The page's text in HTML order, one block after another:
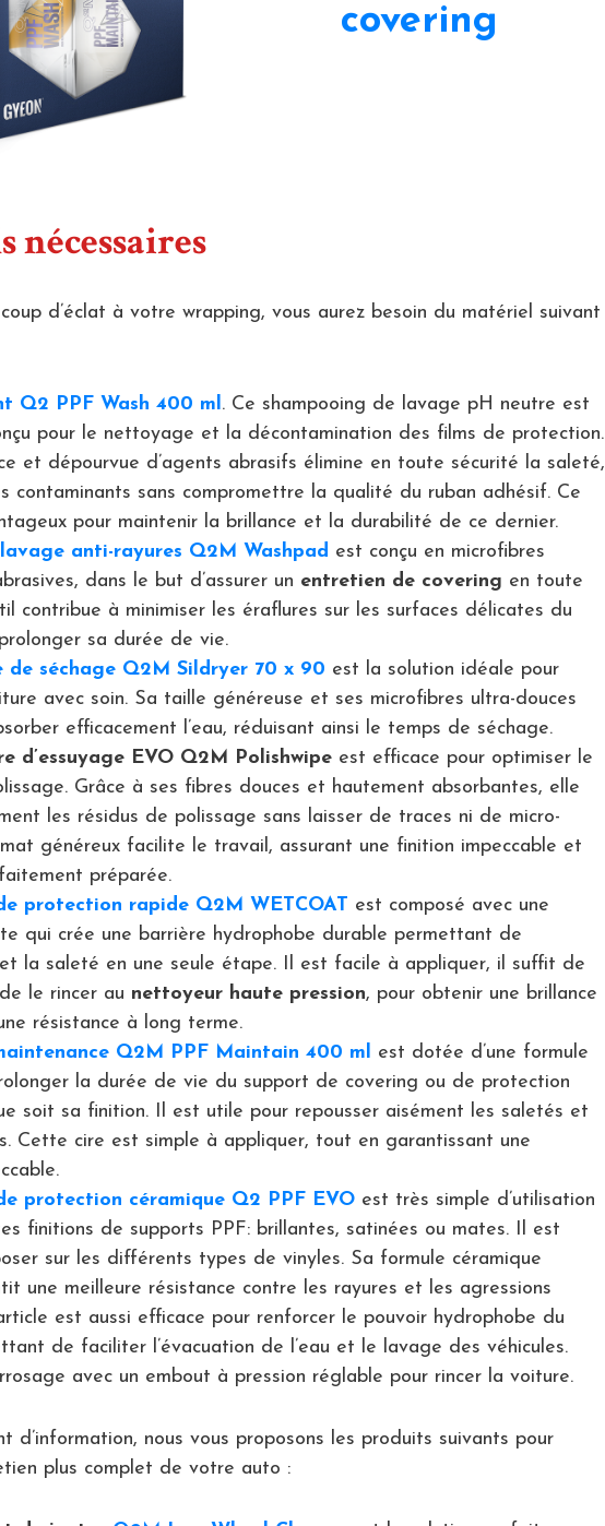
covering
nécessaires
d’éclat à votre wrapping, vous aurez besoin du matériel suivant
Q2 PPF Wash 400 ml . Ce shampooing de lavage pH neutre est
pour le nettoyage et la décontamination des films de protection.
et dépourvue d’agents abrasifs élimine en toute sécurité la saleté,
contaminants sans compromettre la qualité du ruban adhésif. Ce
pour maintenir la brillance et la durabilité de ce dernier.
anti-rayures Q2M Washpad est conçu en microfibres
dans le but d’assurer un entretien de covering en toute
contribue à minimiser les éraflures sur les surfaces délicates du
sa durée de vie.
de séchage Q2M Sildryer 70 x 90 est la solution idéale pour
avec soin. Sa taille généreuse et ses microfibres ultra-douces
efficacement l’eau, réduisant ainsi le temps de séchage.
d’essuyage EVO Q2M Polishwipe est efficace pour optimiser le
Grâce à ses fibres douces et hautement absorbantes, elle
les résidus de polissage sans laisser de traces ni de micro-
généreux facilite le travail, assurant une finition impeccable et
préparée.
protection rapide Q2M WETCOAT est composé avec une
qui crée une barrière hydrophobe durable permettant de
et la saleté en une seule étape. Il est facile à appliquer, il suffit de
le rincer au nettoyeur haute pression, pour obtenir une brillance
résistance à long terme.
Q2M PPF Maintain 400 ml
est dotée d’une formule
la durée de vie du support de covering ou de protection
soit sa finition. Il est utile pour repousser aisément les saletés et
Cette cire est simple à appliquer, tout en garantissant une
protection céramique Q2 PPF EVO est très simple d’utilisation
finitions de supports PPF: brillantes, satinées ou mates. Il est
sur les différents types de vinyles. Sa formule céramique
une meilleure résistance contre les rayures et les agressions
est aussi efficace pour renforcer le pouvoir hydrophobe du
de faciliter l’évacuation de l’eau et le lavage des véhicules.
avec un embout à pression réglable pour rincer la voiture.
d’information, nous vous proposons les produits suivants pour
plus complet de votre auto :